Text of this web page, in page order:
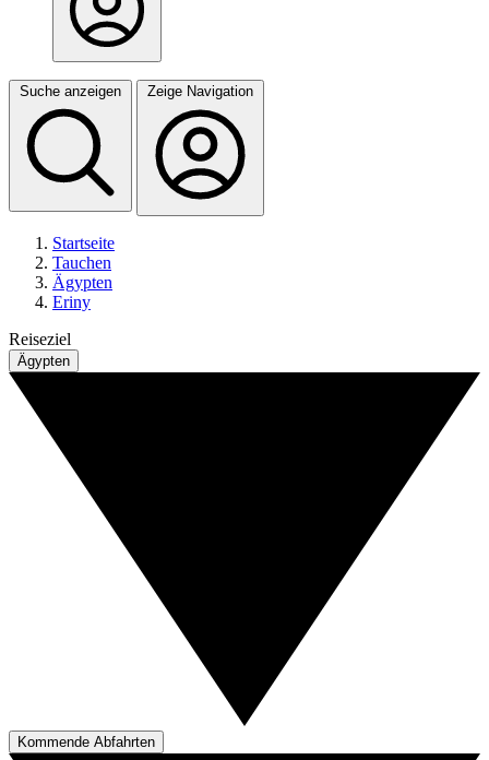
Suche anzeigen Zeige Navigation
Startseite
Tauchen
Ägypten
Eriny
Reiseziel
Ägypten
Kommende Abfahrten